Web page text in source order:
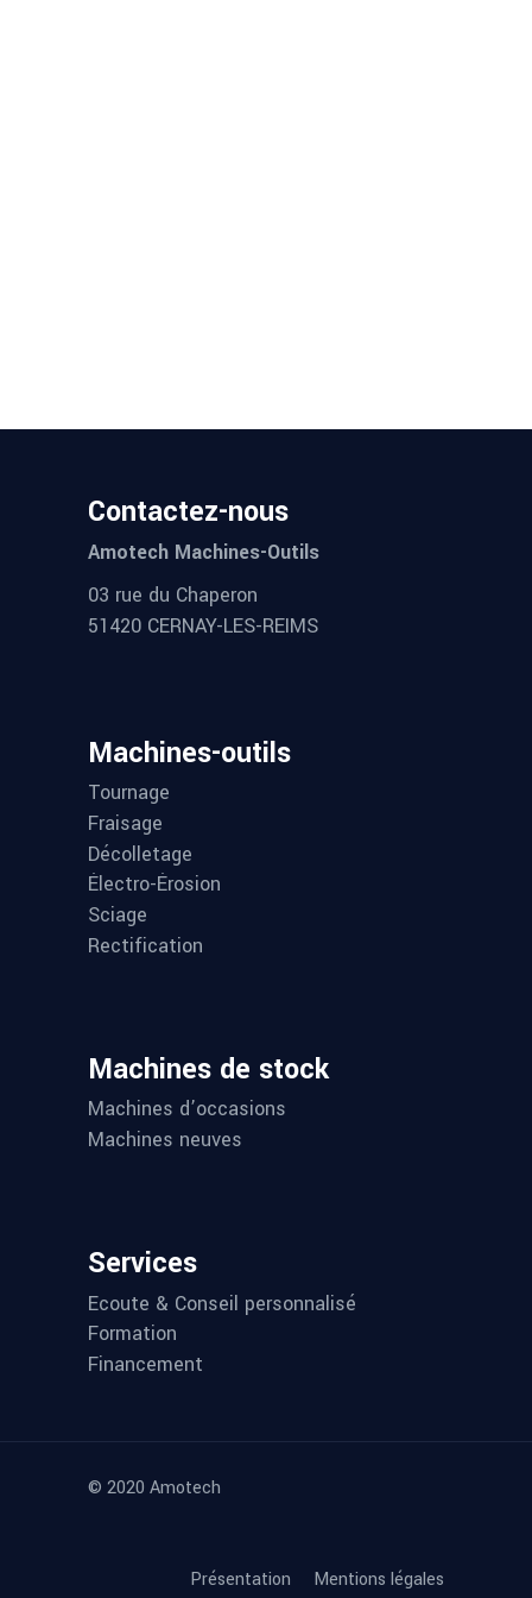
Contactez-nous
Amotech Machines-Outils
03 rue du Chaperon
51420 CERNAY-LES-REIMS
Machines-outils
Tournage
Fraisage
Décolletage
Électro-Érosion
Sciage
Rectification
Machines de stock
Machines d’occasions
Machines neuves
Services
Ecoute & Conseil personnalisé
Formation
Financement
© 2020 Amotech
Présentation Mentions légales